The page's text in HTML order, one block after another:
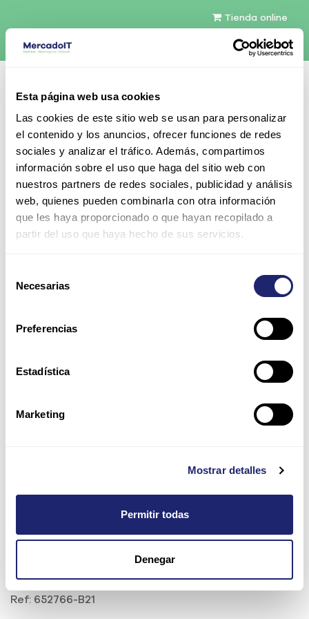
Esta página web usa cookies
Las cookies de este sitio web se usan para personalizar
el contenido y los anuncios, ofrecer funciones de redes
sociales y analizar el tráfico. Además, compartimos
información sobre el uso que haga del sitio web con
nuestros partners de redes sociales, publicidad y análisis
web, quienes pueden combinarla con otra información
que les haya proporcionado o que hayan recopilado a
partir del uso que haya hecho de sus servicios.
Necesarias
Preferencias
Estadística
Marketing
Mostrar detalles
Permitir todas
Denegar
Tienda online
Español
Contáctenos
Todos los productos
HPE 3TB 7.2K 3.5" SAS 6Gb/s SC Midline HDD con
caddy
HPE 3TB 7.2K 3.5" SAS 6Gb/s
SC Midline HDD con caddy
Ref: 652766-B21